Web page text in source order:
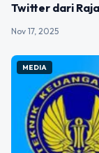
Twitter dari
Nov 17, 2025
MEDIA